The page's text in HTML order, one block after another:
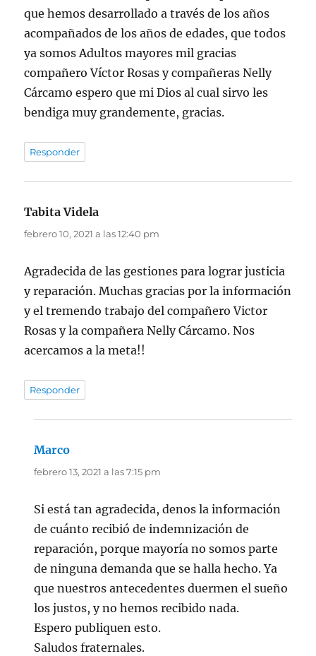
que hemos desarrollado a través de los años
acompañados de los años de edades, que todos
ya somos Adultos mayores mil gracias
compañero Víctor Rosas y compañeras Nelly
Cárcamo espero que mi Dios al cual sirvo les
bendiga muy grandemente, gracias.
Responder
Tabita Videla
febrero 10, 2021 a las 12:40 pm
Agradecida de las gestiones para lograr justicia
y reparación. Muchas gracias por la información
y el tremendo trabajo del compañero Victor
Rosas y la compañera Nelly Cárcamo. Nos
acercamos a la meta!!
Responder
Marco
febrero 13, 2021 a las 7:15 pm
Si está tan agradecida, denos la información
de cuánto recibió de indemnización de
reparación, porque mayoría no somos parte
de ninguna demanda que se halla hecho. Ya
que nuestros antecedentes duermen el sueño
los justos, y no hemos recibido nada.
Espero publiquen esto.
Saludos fraternales.